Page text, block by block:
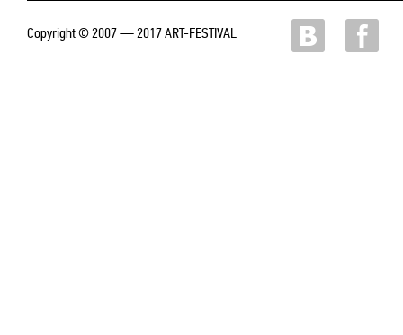
Copyright © 2007 — 2017 ART-FESTIVAL